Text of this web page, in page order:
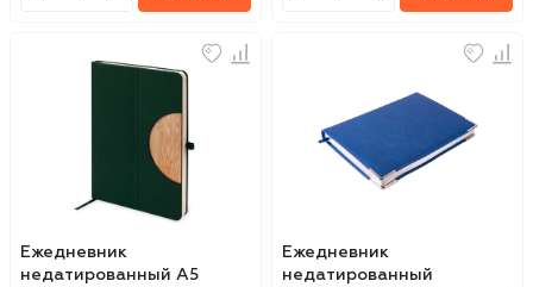
Ежедневник
недатированный А5
Ежедневник
недатированный